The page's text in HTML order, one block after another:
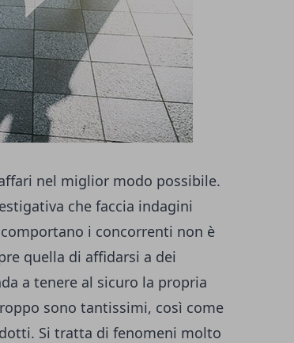
nel miglior modo possibile.
che faccia indagini
i concorrenti non è
quella di affidarsi a dei
a tenere al sicuro la propria
sono tantissimi, così come
Si tratta di fenomeni molto